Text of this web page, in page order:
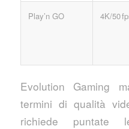
Play’n GO 4K/50
Evolution Gaming
termini di qualità
richiede puntate